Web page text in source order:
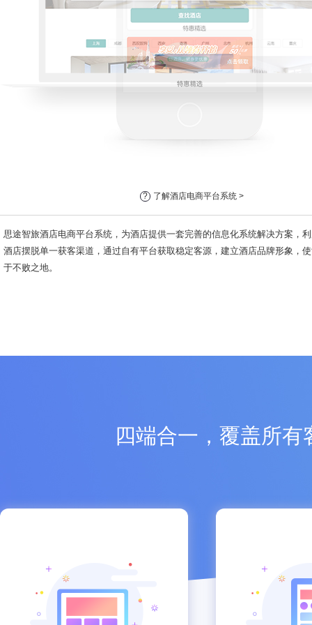
? 了解酒店电商平台系统 >
思途智旅酒店电商平台系统，为酒店提供一套完善的信息化系统解决方案，
酒店摆脱单一获客渠道，通过自有平台获取稳定客源，建立酒店品牌形象，
于不败之地。
四端合一，覆盖所